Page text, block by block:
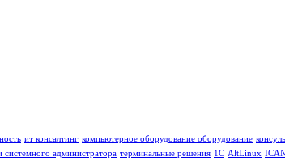
ит консалтинг компьютерное оборудование оборудование
системного администратора терминальные решения 1C AltLinux